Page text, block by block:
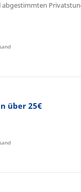
über 25€